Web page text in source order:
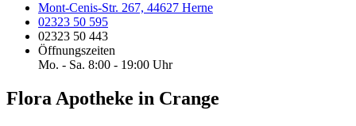
Mont-Cenis-Str. 267, 44627 Herne
02323 50 595
02323 50 443
Öffnungszeiten
Mo. - Sa. 8:00 - 19:00 Uhr
Flora Apotheke in Crange